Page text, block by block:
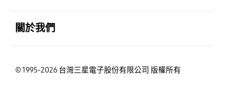
關於我們
© 1995-2026 台灣三星電子股份有限公司 版權所有